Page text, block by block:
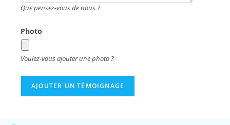
Que pensez-vous de nous ?
Photo
Voulez-vous ajouter une photo ?